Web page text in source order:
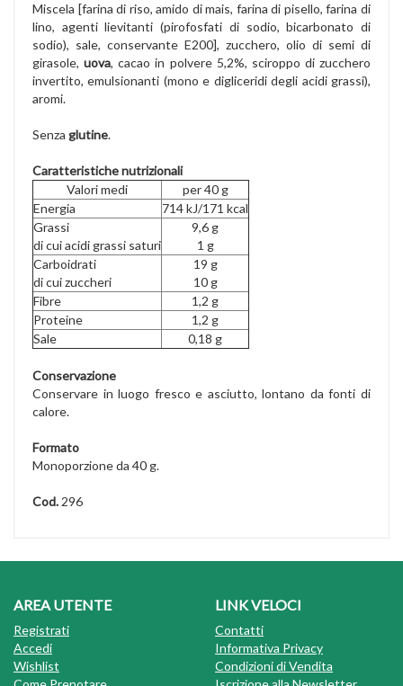
Miscela [farina di riso, amido di mais, farina di pisello, farina di
lino, agenti lievitanti (pirofosfati di sodio, bicarbonato di
sodio), sale, conservante E200], zucchero, olio di semi di
girasole,uova, cacao in polvere 5,2%, sciroppo di zucchero
invertito, emulsionanti (mono e digliceridi degli acidi grassi),
aromi.
Senza glutine.
Caratteristiche nutrizionali
Valori medi
per 40 g
Energia
714 kJ/171 kcal
Grassi
di cui acidi grassi saturi
9,6 g
1 g
Carboidrati
di cui zuccheri
19 g
10 g
Fibre
1,2 g
Proteine
1,2 g
Sale
0,18 g
Conservazione
Conservare in luogo fresco e asciutto, lontano da fonti di
calore.
Formato
Monoporzione da 40 g.
Cod. 296
AREA UTENTE
Registrati
Accedi
Wishlist
LINK VELOCI
Contatti
Informativa Privacy
Condizioni di Vendita